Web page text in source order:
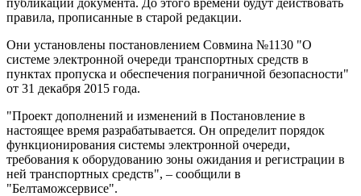
правила, прописанные в старой редакции.
Они установлены постановлением Совмина №1130 "О
системе электронной очереди транспортных средств в
пунктах пропуска и обеспечения пограничной безопасности"
от 31 декабря 2015 года.
"Проект дополнений и изменений в Постановление в
настоящее время разрабатывается. Он определит порядок
функционирования системы электронной очереди,
требования к оборудованию зоны ожидания и регистрации в
ней транспортных средств", – сообщили в
"Белтаможсервисе".